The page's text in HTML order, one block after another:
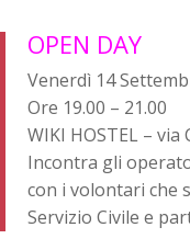
OPEN DAY
Venerdì 14
Ore 19.00 – 21.00
WIKI HOSTEL –
Incontra gli
con i volontari che
Servizio Civile e